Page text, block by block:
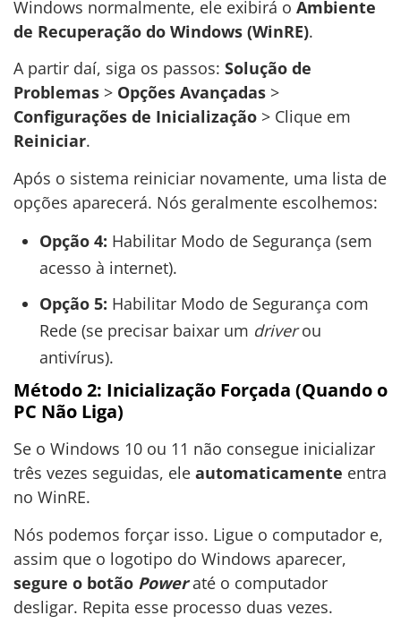
Windows normalmente, ele exibirá o Ambiente
de Recuperação do Windows (WinRE).
A partir daí, siga os passos: Solução de
Problemas > Opções Avançadas >
Configurações de Inicialização > Clique em
Reiniciar.
Após o sistema reiniciar novamente, uma lista de
opções aparecerá. Nós geralmente escolhemos:
Opção 4: Habilitar Modo de Segurança (sem
acesso à internet).
Opção 5: Habilitar Modo de Segurança com
Rede (se precisar baixar um driverou
antivírus).
Método 2: Inicialização Forçada (Quando o
PC Não Liga)
Se o Windows 10 ou 11 não consegue inicializar
três vezes seguidas, ele automaticamente entra
no WinRE.
Nós podemos forçar isso. Ligue o computador e,
assim que o logotipo do Windows aparecer,
segure o botão Poweraté o computador
desligar. Repita esse processo duas vezes.